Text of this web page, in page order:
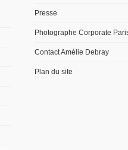
Presse
Photographe Corporate
Contact Amélie Debray
Plan du site